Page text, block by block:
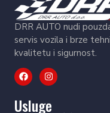
DRR AUTO nudi
servis vozila i brze
kvalitetu i sigurnost.
Usluge